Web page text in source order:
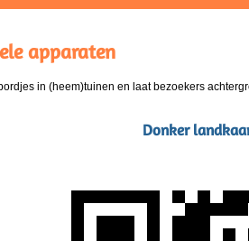
apparaten
in (heem)tuinen en laat bezoekers
Donker